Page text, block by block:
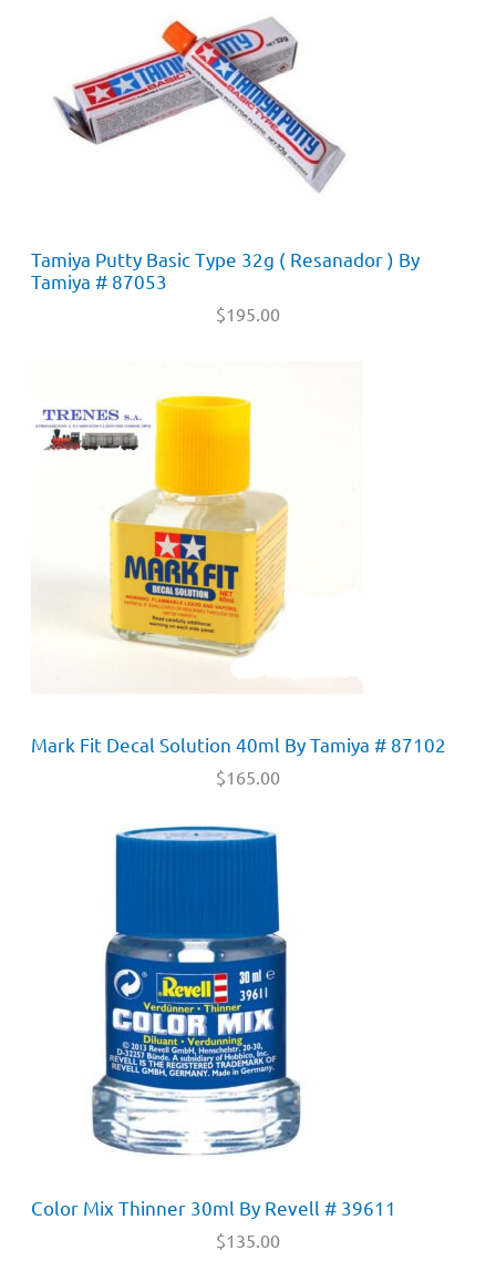
Tamiya Putty Basic Type 32g ( Resanador ) By
Tamiya # 87053
$195.00
Mark Fit Decal Solution 40ml By Tamiya # 87102
$165.00
Color Mix Thinner 30ml By Revell # 39611
$135.00